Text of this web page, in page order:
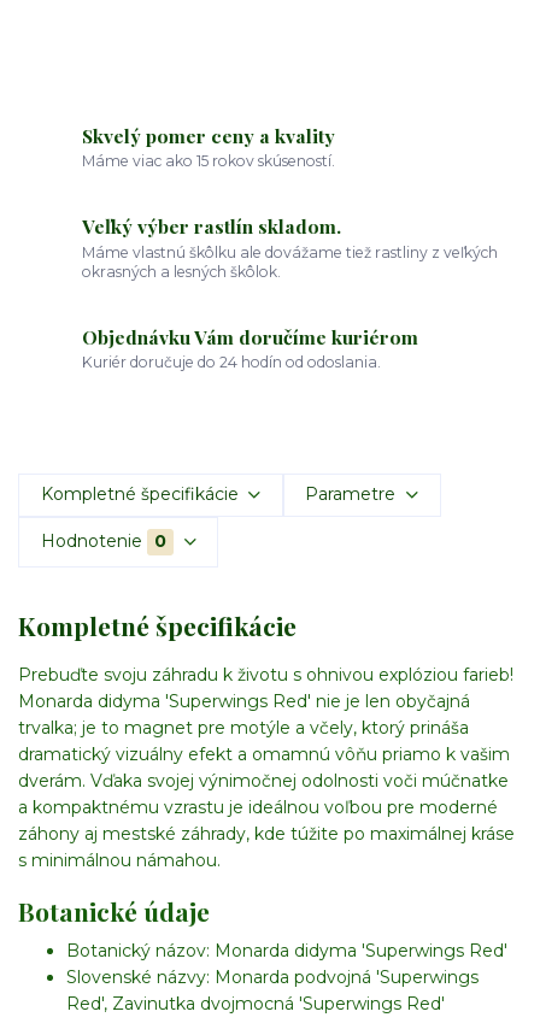
Skvelý pomer ceny a kvality
Máme viac ako 15 rokov skúseností.
Veľký výber rastlín skladom.
Máme vlastnú škôlku ale dovážame tiež rastliny z veľkých
okrasných a lesných škôlok.
Objednávku Vám doručíme kuriérom
Kuriér doručuje do 24 hodín od odoslania.
Kompletné špecifikácie Parametre
Hodnotenie 0
Kompletné špecifikácie
Prebuďte svoju záhradu k životu s ohnivou explóziou farieb!
Monarda didyma 'Superwings Red' nie je len obyčajná
trvalka; je to magnet pre motýle a včely, ktorý prináša
dramatický vizuálny efekt a omamnú vôňu priamo k vašim
dverám. Vďaka svojej výnimočnej odolnosti voči múčnatke
a kompaktnému vzrastu je ideálnou voľbou pre moderné
záhony aj mestské záhrady, kde túžite po maximálnej kráse
s minimálnou námahou.
Botanické údaje
Botanický názov: Monarda didyma 'Superwings Red'
Slovenské názvy: Monarda podvojná 'Superwings
Red', Zavinutka dvojmocná 'Superwings Red'